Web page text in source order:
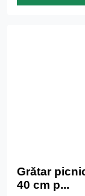
Grătar
40 cm p...